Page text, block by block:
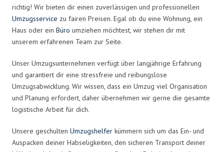
richtig! Wir bieten dir einen zuverlässigen und professionellen
Umzugsservice zu fairen Preisen. Egal ob du eine Wohnung, ein
Haus oder ein Büro umziehen möchtest, wir stehen dir mit
unserem erfahrenen Team zur Seite.
Unser Umzugsunternehmen verfügt über langjährige Erfahrung
und garantiert dir eine stressfreie und reibungslose
Umzugsabwicklung. Wir wissen, dass ein Umzug viel Organisation
und Planung erfordert, daher übernehmen wir gerne die gesamte
logistische Arbeit für dich.
Unsere geschulten Umzugshelfer kümmern sich um das Ein- und
Auspacken deiner Habseligkeiten, den sicheren Transport deiner